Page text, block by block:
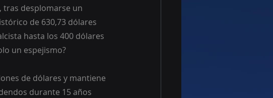
tras desplomarse un
de 630,73 dólares
hasta los 400 dólares
un espejismo?
de dólares y mantiene
durante 15 años